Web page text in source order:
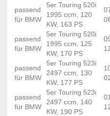
passend
für BMW
5er Touring 520i
1995 ccm, 120
KW, 163 PS
passend
für BMW
5er Touring 520i
1995 ccm, 125
KW, 170 PS
passend
für BMW
5er Touring 523i
2497 ccm, 130
KW, 177 PS
passend
für BMW
5er Touring 523i
2497 ccm, 140
KW, 190 PS